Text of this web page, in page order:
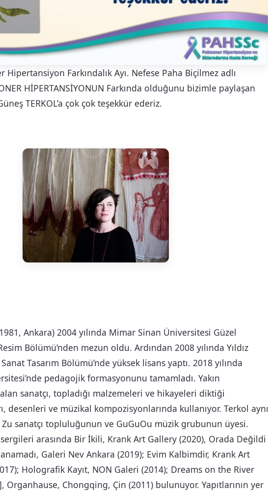
Hipertansiyon Farkındalık Ayı. Nefese Paha Biçilmez adlı
HİPERTANSİYONUN Farkında olduğunu bizimle paylaşan
TERKOL’a çok çok teşekkür ederiz.
Ankara) 2004 yılında Mimar Sinan Üniversitesi Güzel
Bölümü’nden mezun oldu. Ardından 2008 yılında Yıldız
Tasarım Bölümü’nde yüksek lisans yaptı. 2018 yılında
pedagojik formasyonunu tamamladı. Yakın
sanatçı, topladığı malzemeleri ve hikayeleri diktiği
desenleri ve müzikal kompozisyonlarında kullanıyor. Terkol aynı
Zu sanatçı topluluğunun ve GuGuOu müzik grubunun üyesi.
arasında Bir İkili, Krank Art Gallery (2020), Orada Değildi
Galeri Nev Ankara (2019); Evim Kalbimdir, Krank Art
Holografik Kayıt, NON Galeri (2014); Dreams on the River
Organhause, Chongqing, Çin (2011) bulunuyor. Yapıtlarının yer